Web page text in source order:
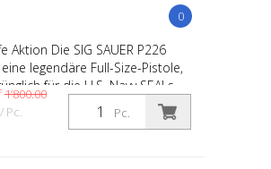
0
Aktion Die SIG SAUER P226
legendäre Full-Size-Pistole,
für die U.S. Navy SEALs
wurde und sich durch ihre
Pc.
1’800.00
/ Pc.